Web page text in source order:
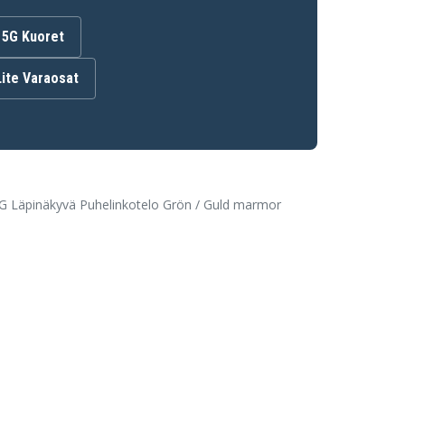
Kuoret
Varaosat
Läpinäkyvä Puhelinkotelo Grön / Guld marmor